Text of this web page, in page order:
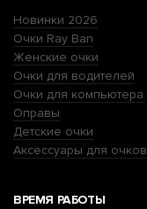
Новинки 2026
Очки Ray Ban
Женские очки
Очки для водителей
Очки для компьютера
Оправы
Детские очки
Аксессуары для очков
ВРЕМЯ РАБОТЫ